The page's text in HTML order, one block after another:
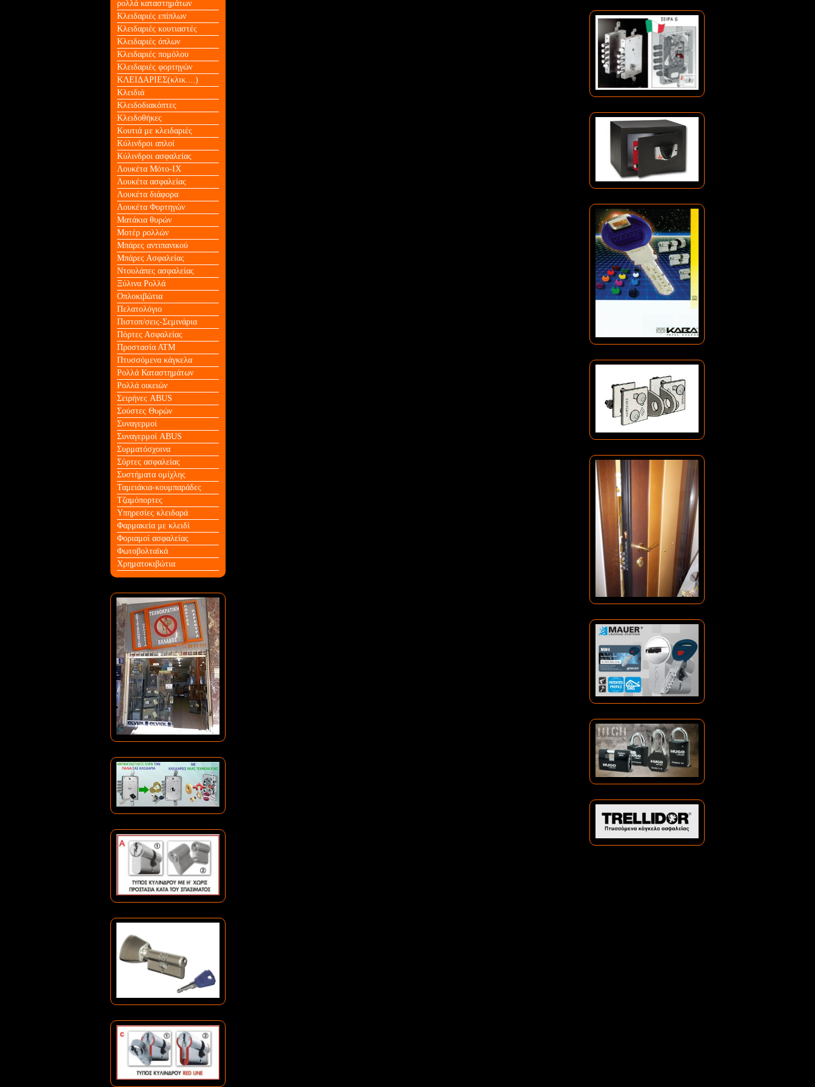
ρολλά καταστημάτων
Κλειδαριές επίπλων
Κλειδαριές κουτιαστές
Κλειδαριές όπλων
Κλειδαριές πομόλου
Κλειδαριές φορτηγών
ΚΛΕΙΔΑΡΙΕΣ(κλικ....)
Κλειδιά
Κλειδοδιακόπτες
Κλειδοθήκες
Κουτιά με κλειδαριές
Κύλινδροι απλοί
Κύλινδροι ασφαλείας
Λουκέτα Mότο-ΙΧ
Λουκέτα ασφαλείας
Λουκέτα διάφορα
Λουκέτα Φορτηγών
Ματάκια θυρών
Μοτέρ ρολλών
Μπάρες αντιπανικού
Μπάρες Ασφαλείας
Ντουλάπες ασφαλείας
Ξύλινα Ρολλά
Οπλοκιβώτια
Πελατολόγιο
Πιστοπ/σεις-Σεμινάρια
Πόρτες Ασφαλείας
Προστασία ΑΤΜ
Πτυσσόμενα κάγκελα
Ρολλά Καταστημάτων
Ρολλά οικειών
Σειρήνες ABUS
Σούστες Θυρών
Συναγερμοί
Συναγερμοί ABUS
Συρματόσχοινα
Σύρτες ασφαλείας
Συστήματα ομίχλης
Ταμειάκια-κουμπαράδες
Τζαμόπορτες
Υπηρεσίες κλειδαρά
Φαρμακεία με κλειδί
Φοριαμοί ασφαλείας
Φωτοβολταϊκά
Χρηματοκιβώτια